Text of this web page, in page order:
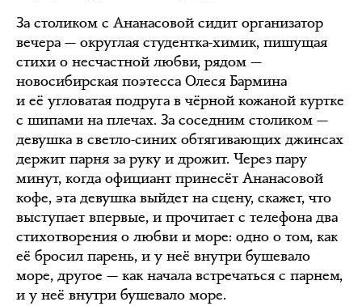
За столиком с Ананасовой сидит организатор
вечера — округлая студентка-химик, пишущая
стихи о несчастной любви, рядом —
новосибирская поэтесса Олеся Бармина
и её угловатая подруга в чёрной кожаной куртке
с шипами на плечах. За соседним столиком —
девушка в светло-синих обтягивающих джинсах
держит парня за руку и дрожит. Через пару
минут, когда официант принесёт Ананасовой
кофе, эта девушка выйдет на сцену, скажет, что
выступает впервые, и прочитает с телефона два
стихотворения о любви и море: одно о том, как
её бросил парень, и у неё внутри бушевало
море, другое — как начала встречаться с парнем,
и у неё внутри бушевало море.